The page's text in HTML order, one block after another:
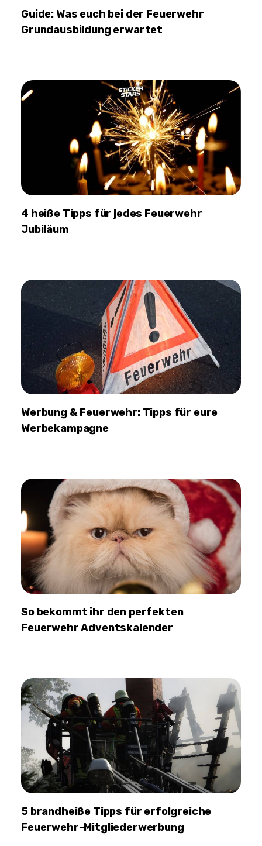
Guide: Was euch bei der Feuerwehr
Grundausbildung erwartet
4 heiße Tipps für jedes Feuerwehr
Jubiläum
Werbung & Feuerwehr: Tipps für eure
Werbekampagne
So bekommt ihr den perfekten
Feuerwehr Adventskalender
5 brandheiße Tipps für erfolgreiche
Feuerwehr-Mitgliederwerbung